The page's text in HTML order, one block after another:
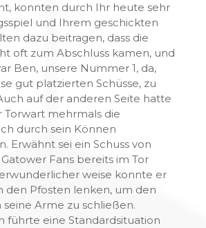
konnten durch Ihr heute sehr
und Ihrem geschickten
dazu beitragen, dass die
oft zum Abschluss kamen, und
Ben, unsere Nummer 1, da,
gut platzierten Schüsse, zu
auf der anderen Seite hatte
Torwart mehrmals die
durch sein Können
Erwähnt sei ein Schuss von
Fans bereits im Tor
weise konnte er
den Pfosten lenken, um den
seine Arme zu schließen.
führte eine Standardsituation